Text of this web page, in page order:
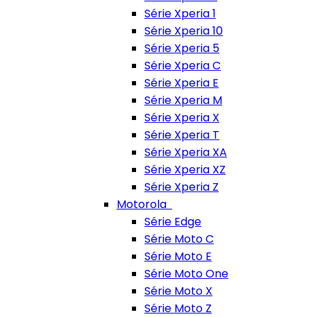
Série Xperia 1
Série Xperia 10
Série Xperia 5
Série Xperia C
Série Xperia E
Série Xperia M
Série Xperia X
Série Xperia T
Série Xperia XA
Série Xperia XZ
Série Xperia Z
Motorola
Série Edge
Série Moto C
Série Moto E
Série Moto One
Série Moto X
Série Moto Z